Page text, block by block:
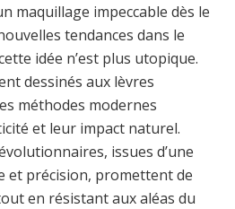
maquillage impeccable dès le
tendances dans le
idée n’est plus utopique.
dessinés aux lèvres
méthodes modernes
et leur impact naturel.
issues d’une
et précision, promettent de
en résistant aux aléas du